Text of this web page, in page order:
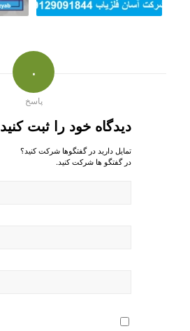
۰
پاسخ
دیدگاه خود را ثبت کنید
تمایل دارید در گفتگوها شرکت کنید؟
در گفتگو ها شرکت کنید.